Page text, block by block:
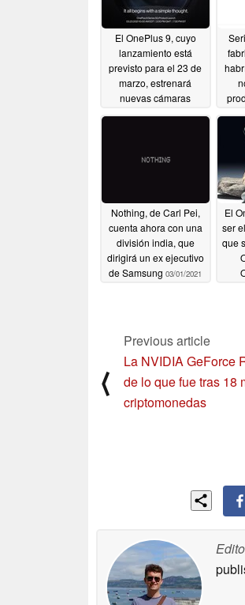
El OnePlus 9, cuyo
lanzamiento está
previsto para el 23 de
marzo, estrenará
nuevas cámaras
millones de dólares
Nothing, de Carl Pei,
cuenta ahora con una
división india, que
dirigirá un ex ejecutivo
de Samsung 03/01/2021
El
ser
que
⟨
Previous article
La NVIDIA GeForce
de lo que fue tras 18
criptomonedas